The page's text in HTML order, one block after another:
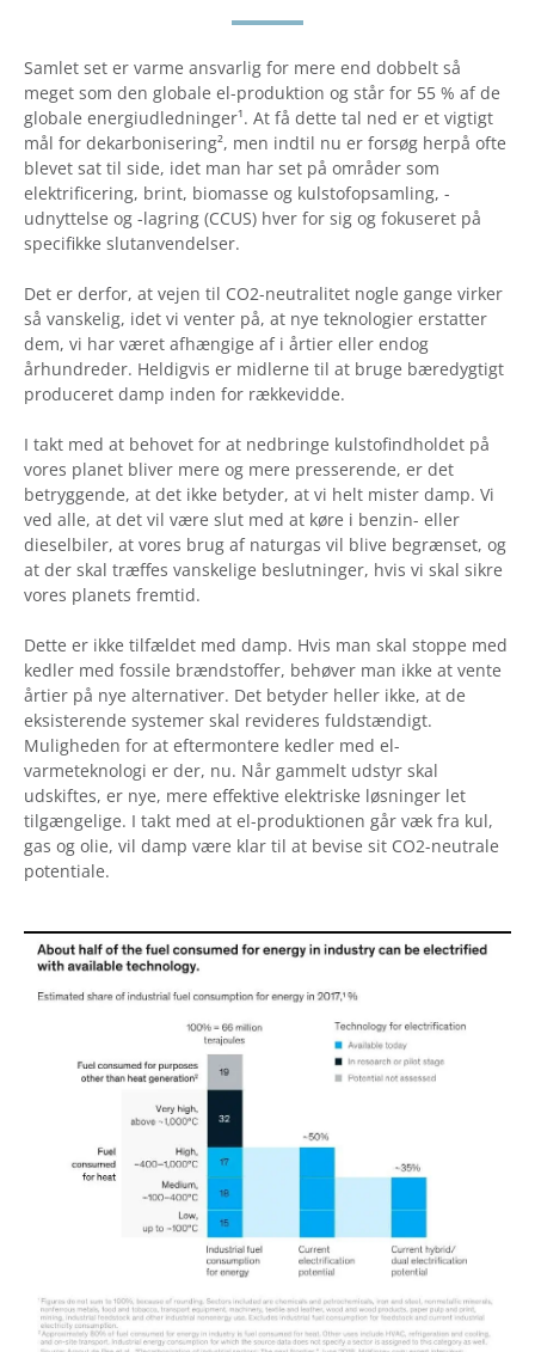
Samlet set er varme ansvarlig for mere end dobbelt så
meget som den globale el-produktion og står for 55 % af de
globale energiudledninger¹. At få dette tal ned er et vigtigt
mål for dekarbonisering², men indtil nu er forsøg herpå ofte
blevet sat til side, idet man har set på områder som
elektrificering, brint, biomasse og kulstofopsamling, -
udnyttelse og -lagring (CCUS) hver for sig og fokuseret på
specifikke slutanvendelser.
Det er derfor, at vejen til CO2-neutralitet nogle gange virker
så vanskelig, idet vi venter på, at nye teknologier erstatter
dem, vi har været afhængige af i årtier eller endog
århundreder. Heldigvis er midlerne til at bruge bæredygtigt
produceret damp inden for rækkevidde.
I takt med at behovet for at nedbringe kulstofindholdet på
vores planet bliver mere og mere presserende, er det
betryggende, at det ikke betyder, at vi helt mister damp. Vi
ved alle, at det vil være slut med at køre i benzin- eller
dieselbiler, at vores brug af naturgas vil blive begrænset, og
at der skal træffes vanskelige beslutninger, hvis vi skal sikre
vores planets fremtid.
Dette er ikke tilfældet med damp. Hvis man skal stoppe med
kedler med fossile brændstoffer, behøver man ikke at vente
årtier på nye alternativer. Det betyder heller ikke, at de
eksisterende systemer skal revideres fuldstændigt.
Muligheden for at eftermontere kedler med el-
varmeteknologi er der, nu. Når gammelt udstyr skal
udskiftes, er nye, mere effektive elektriske løsninger let
tilgængelige. I takt med at el-produktionen går væk fra kul,
gas og olie, vil damp være klar til at bevise sit CO2-neutrale
potentiale.